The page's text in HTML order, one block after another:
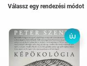
Válassz egy rendezési módot
ÚJ